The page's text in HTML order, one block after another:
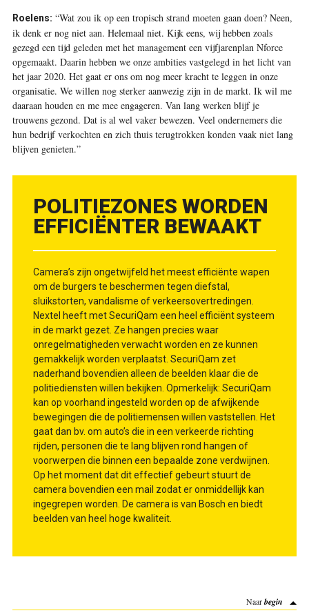
Roelens: “Wat zou ik op een tropisch strand moeten gaan doen? Neen,
ik denk er nog niet aan. Helemaal niet. Kijk eens, wij hebben zoals
gezegd een tijd geleden met het management een vijfjarenplan Nforce
opgemaakt. Daarin hebben we onze ambities vastgelegd in het licht van
het jaar 2020. Het gaat er ons om nog meer kracht te leggen in onze
organisatie. We willen nog sterker aanwezig zijn in de markt. Ik wil me
daaraan houden en me mee engageren. Van lang werken blijf je
trouwens gezond. Dat is al wel vaker bewezen. Veel ondernemers die
hun bedrijf verkochten en zich thuis terugtrokken konden vaak niet lang
blijven genieten.”
POLITIEZONES WORDEN
EFFICIËNTER BEWAAKT
Camera’s zijn ongetwijfeld het meest efficiënte wapen
om de burgers te beschermen tegen diefstal,
sluikstorten, vandalisme of verkeersovertredingen.
Nextel heeft met SecuriQam een heel efficiënt systeem
in de markt gezet. Ze hangen precies waar
onregelmatigheden verwacht worden en ze kunnen
gemakkelijk worden verplaatst. SecuriQam zet
naderhand bovendien alleen de beelden klaar die de
politiediensten willen bekijken. Opmerkelijk: SecuriQam
kan op voorhand ingesteld worden op de afwijkende
bewegingen die de politiemensen willen vaststellen. Het
gaat dan bv. om auto’s die in een verkeerde richting
rijden, personen die te lang blijven rond hangen of
voorwerpen die binnen een bepaalde zone verdwijnen.
Op het moment dat dit effectief gebeurt stuurt de
camera bovendien een mail zodat er onmiddellijk kan
ingegrepen worden. De camera is van Bosch en biedt
beelden van heel hoge kwaliteit.
Naarbegin